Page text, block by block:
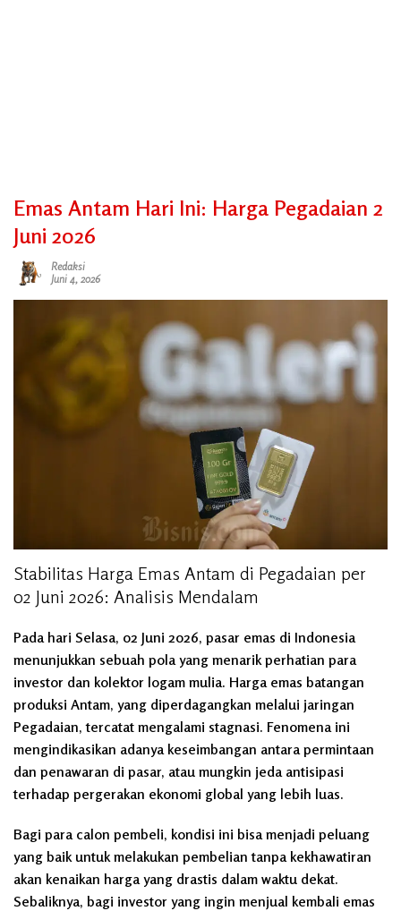
Emas Antam Hari Ini: Harga Pegadaian 2
Juni 2026
Redaksi
Juni 4, 2026
Stabilitas Harga Emas Antam di Pegadaian per
02 Juni 2026: Analisis Mendalam
Pada hari Selasa, 02 Juni 2026, pasar emas di Indonesia
menunjukkan sebuah pola yang menarik perhatian para
investor dan kolektor logam mulia. Harga emas batangan
produksi Antam, yang diperdagangkan melalui jaringan
Pegadaian, tercatat mengalami stagnasi. Fenomena ini
mengindikasikan adanya keseimbangan antara permintaan
dan penawaran di pasar, atau mungkin jeda antisipasi
terhadap pergerakan ekonomi global yang lebih luas.
Bagi para calon pembeli, kondisi ini bisa menjadi peluang
yang baik untuk melakukan pembelian tanpa kekhawatiran
akan kenaikan harga yang drastis dalam waktu dekat.
Sebaliknya, bagi investor yang ingin menjual kembali emas